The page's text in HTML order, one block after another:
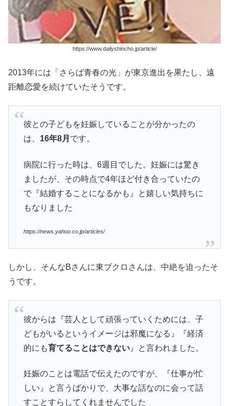
https://www.dailyshincho.jp/article/
2013年には「さらば青春の光」が東京進出を果たし、遠
距離恋愛を続けていたそうです。
彼との子どもを妊娠していることが分かったの
は、 16年8月 です。
病院に行った時は、6週目でした。妊娠には驚き
ましたが、その時点で4年ほど付き合っていたの
で『結婚することになるかも』と嬉しい気持ちに
もなりました
https://news.yahoo.co.jp/articles/
しかし、そんなBさんに東ブクロさんは、中絶を迫ったそ
うです。
彼からは『芸人として頑張っていくためには、子
どもがいるというイメージは邪魔になる』『経済
的にも育てることはできない』と言われました。
妊娠のことは電話で伝えたのですが、『仕事が忙
しい』と言うばかりで、大事な話なのに会って話
すことすらしてくれませんでした